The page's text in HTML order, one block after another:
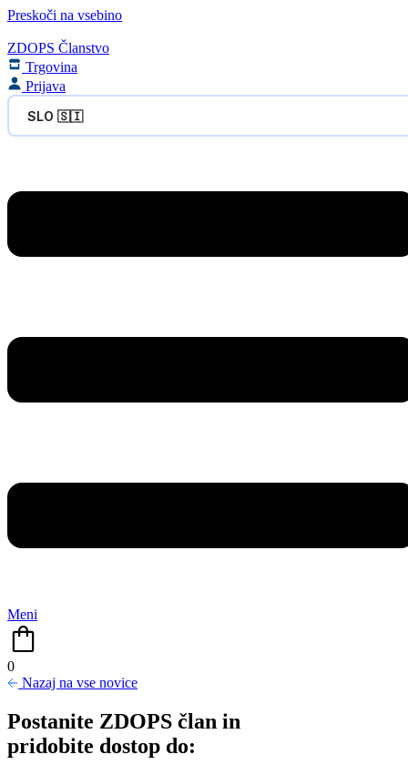
Preskoči na vsebino
ZDOPS Članstvo
Trgovina
Prijava
SLO 🇸🇮
Meni
0
Nazaj na vse novice
Postanite ZDOPS član in
pridobite dostop do: